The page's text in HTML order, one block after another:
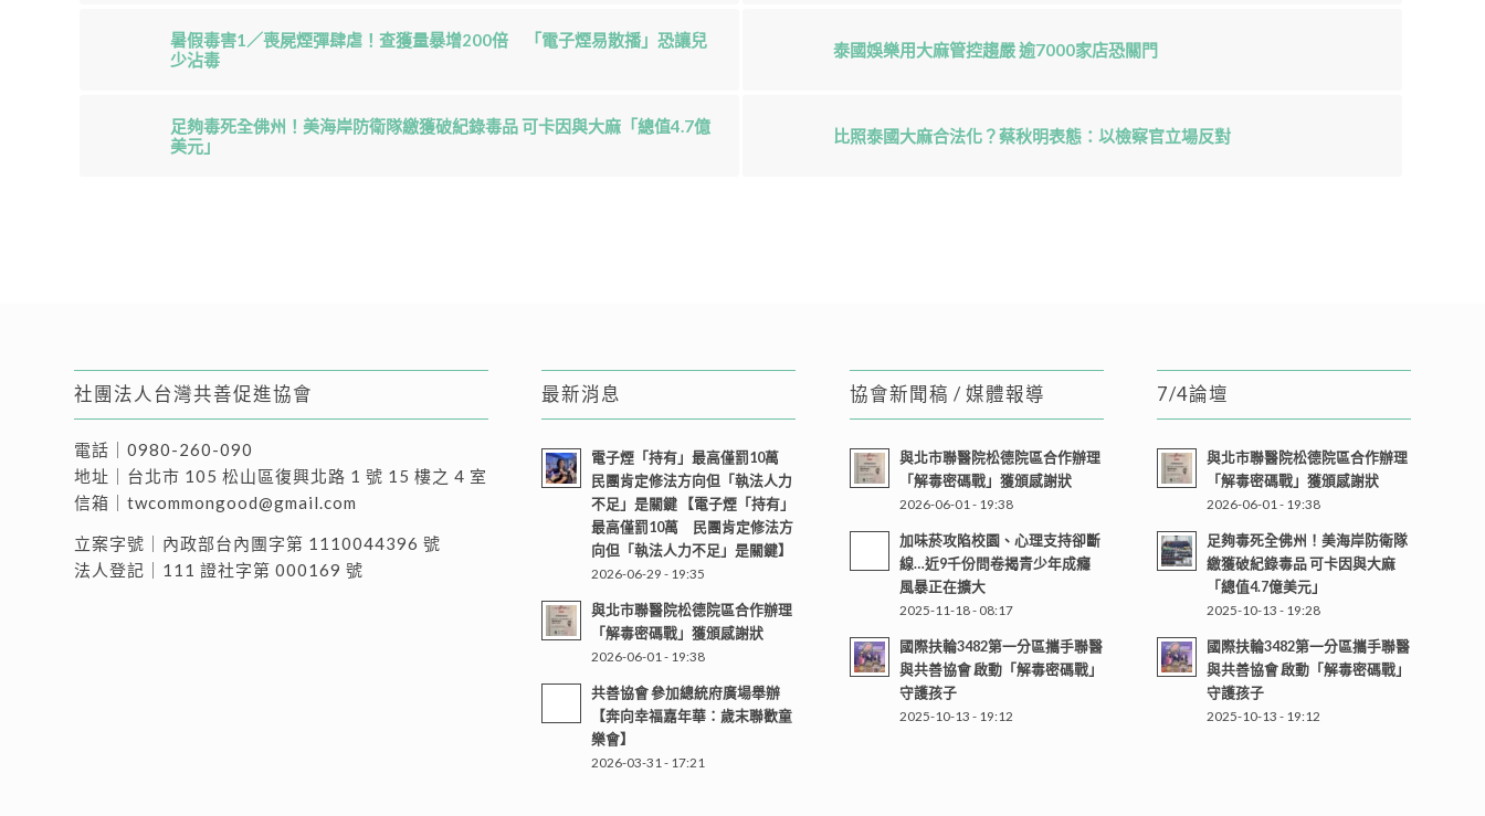
暑假毒害1／喪屍煙彈肆虐！查獲量暴增200倍 「電子煙易散播」恐讓兒
少沾毒
泰國娛樂用大麻管控趨嚴 逾7000家店恐關門
足夠毒死全佛州！美海岸防衛隊繳獲破紀錄毒品 可卡因與大麻「總值4.7億
美元」
比照泰國大麻合法化？蔡秋明表態：以檢察官立場反對
社團法人台灣共善促進協會
電話｜ 0980-260-090
地址｜ 台北市 105 松山區復興北路 1 號 15 樓之 4 室
信箱｜ twcommongood@gmail.com
立案字號｜內政部台內團字第 1110044396 號
法人登記｜111 證社字第 000169 號
最新消息
電子煙「持有」最高僅罰10萬
民團肯定修法方向但「執法人力
不足」是關鍵 【電子煙「持有」
最高僅罰10萬 民團肯定修法方
向但「執法人力不足」是關鍵】
2026-06-29 - 19:35
與北市聯醫院松德院區合作辦理
「解毒密碼戰」獲頒感謝狀
2026-06-01 - 19:38
共善協會 參加總統府廣場舉辦
【奔向幸福嘉年華：歲末聯歡童
樂會】
2026-03-31 - 17:21
協會新聞稿 / 媒體報導
與北市聯醫院松德院區合作辦理
「解毒密碼戰」獲頒感謝狀
2026-06-01 - 19:38
加味菸攻陷校園、心理支持卻斷
線…近9千份問卷揭青少年成癮
風暴正在擴大
2025-11-18 - 08:17
國際扶輪3482第一分區攜手聯醫
與共善協會 啟動「解毒密碼戰」
守護孩子
2025-10-13 - 19:12
7/4論壇
與北市聯醫院松德院區合作辦理
「解毒密碼戰」獲頒感謝狀
2026-06-01 - 19:38
足夠毒死全佛州！美海岸防衛隊
繳獲破紀錄毒品 可卡因與大麻
「總值4.7億美元」
2025-10-13 - 19:28
國際扶輪3482第一分區攜手聯醫
與共善協會 啟動「解毒密碼戰」
守護孩子
2025-10-13 - 19:12